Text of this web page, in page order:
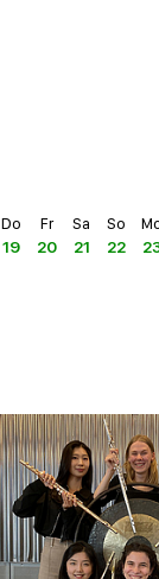
Do
19
Fr
20
Sa
21
So
22